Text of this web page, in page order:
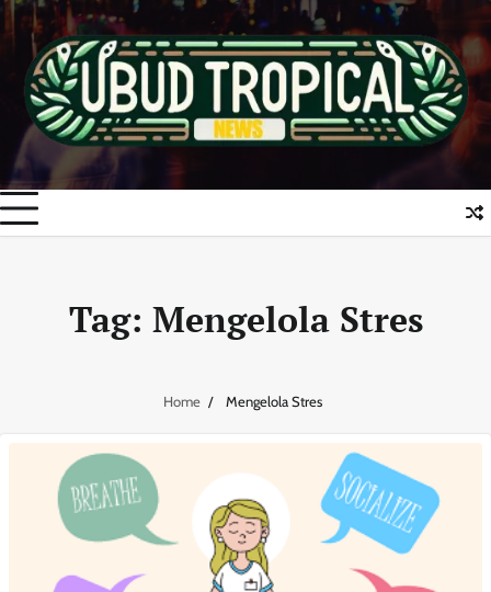
Skip
to
content
Tag: Mengelola Stres
Home Mengelola Stres